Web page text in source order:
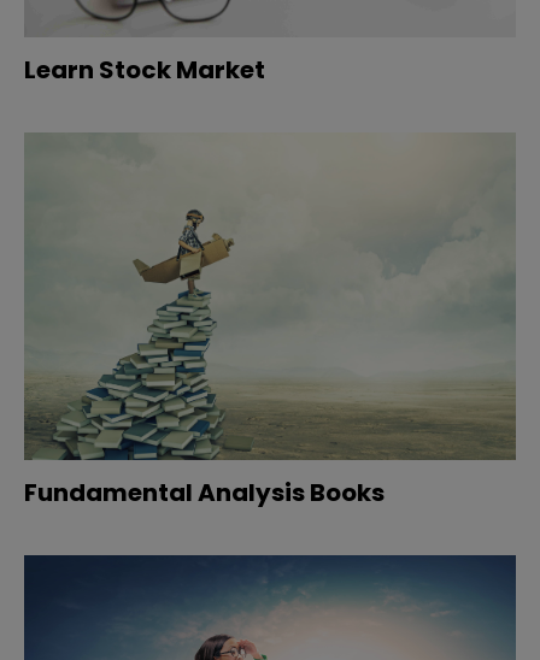
Learn Stock Market
Fundamental Analysis Books